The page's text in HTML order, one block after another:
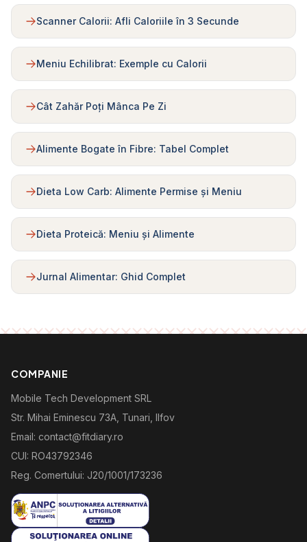
Scanner Calorii: Afli Caloriile în 3 Secunde
Meniu Echilibrat: Exemple cu Calorii
Cât Zahăr Poți Mânca Pe Zi
Alimente Bogate în Fibre: Tabel Complet
Dieta Low Carb: Alimente Permise și Meniu
Dieta Proteică: Meniu și Alimente
Jurnal Alimentar: Ghid Complet
COMPANIE
Mobile Tech Development SRL
Str. Mihai Eminescu 73A, Tunari, Ilfov
Email: contact@fitdiary.ro
CUI: RO43792346
Reg. Comertului: J20/1001/173236